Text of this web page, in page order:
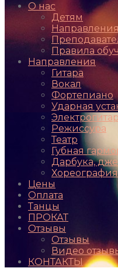
О нас
Детям
Направления
Правила
Направления
Гитара
Вокал
Фортепиано
Ударная
Режиссура
Театр
Губная
Дарбука,
Хореография
Цены
Оплата
Танцы
ПРОКАТ
Отзывы
Отзывы
Видео
КОНТАКТЫ